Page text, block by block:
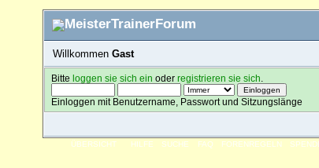
WillkommenGast
Bitte loggen sie sich ein oder registrieren sie sich
Einloggen mit Benutzername, Passwort und Sitzungslänge
ÜBERSICHT HILFE SUCHE FAQ FORENREGELN